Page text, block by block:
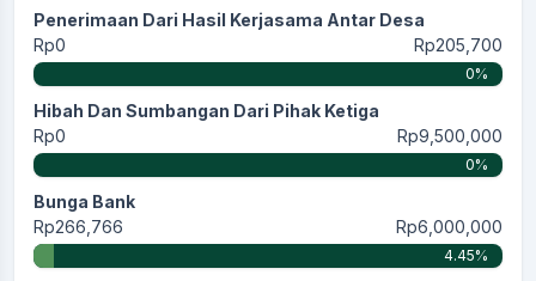
Penerimaan Dari Hasil Kerjasama Antar Desa
Rp0
Rp205,700
0%
Hibah Dan Sumbangan Dari Pihak Ketiga
Rp0
Rp9,500,000
0%
Bunga Bank
Rp266,766
Rp6,000,000
4.45%